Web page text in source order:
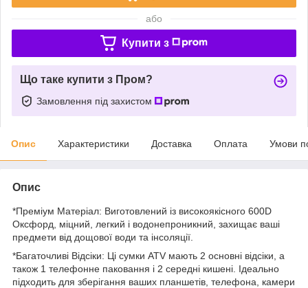
або
Купити з
Що таке купити з Пром?
Замовлення під захистом
Опис Характеристики Доставка Оплата Умови
Опис
*Преміум Матеріал: Виготовлений із високоякісного 600D
Оксфорд, міцний, легкий і водонепроникний, захищає ваші
предмети від дощової води та інсоляції.
*Багаточливі Відсіки: Ці сумки ATV мають 2 основні відсіки, а
також 1 телефонне паковання і 2 середні кишені. Ідеально
підходить для зберігання ваших планшетів, телефона, камери